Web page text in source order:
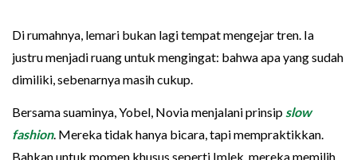
Di rumahnya, lemari bukan lagi tempat mengejar tren. Ia
justru menjadi ruang untuk mengingat: bahwa apa yang sudah
dimiliki, sebenarnya masih cukup.
Bersama suaminya, Yobel, Novia menjalani prinsip slow
fashion. Mereka tidak hanya bicara, tapi mempraktikkan.
Bahkan untuk momen khusus seperti Imlek, mereka memilih